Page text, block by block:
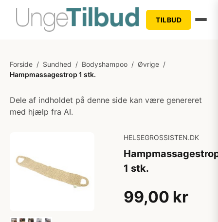
TILBUD
Forside / Sundhed / Bodyshampoo / Øvrige /
Hampmassagestrop 1 stk.
Dele af indholdet på denne side kan være genereret
med hjælp fra AI.
HELSEGROSSISTEN.DK
1 stk.
99,00 kr